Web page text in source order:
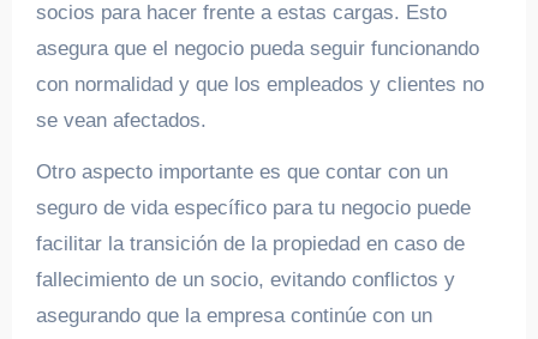
socios para hacer frente a estas cargas. Esto
asegura que el negocio pueda seguir funcionando
con normalidad y que los empleados y clientes no
se vean afectados.
Otro aspecto importante es que contar con un
seguro de vida específico para tu negocio puede
facilitar la transición de la propiedad en caso de
fallecimiento de un socio, evitando conflictos y
asegurando que la empresa continúe con un